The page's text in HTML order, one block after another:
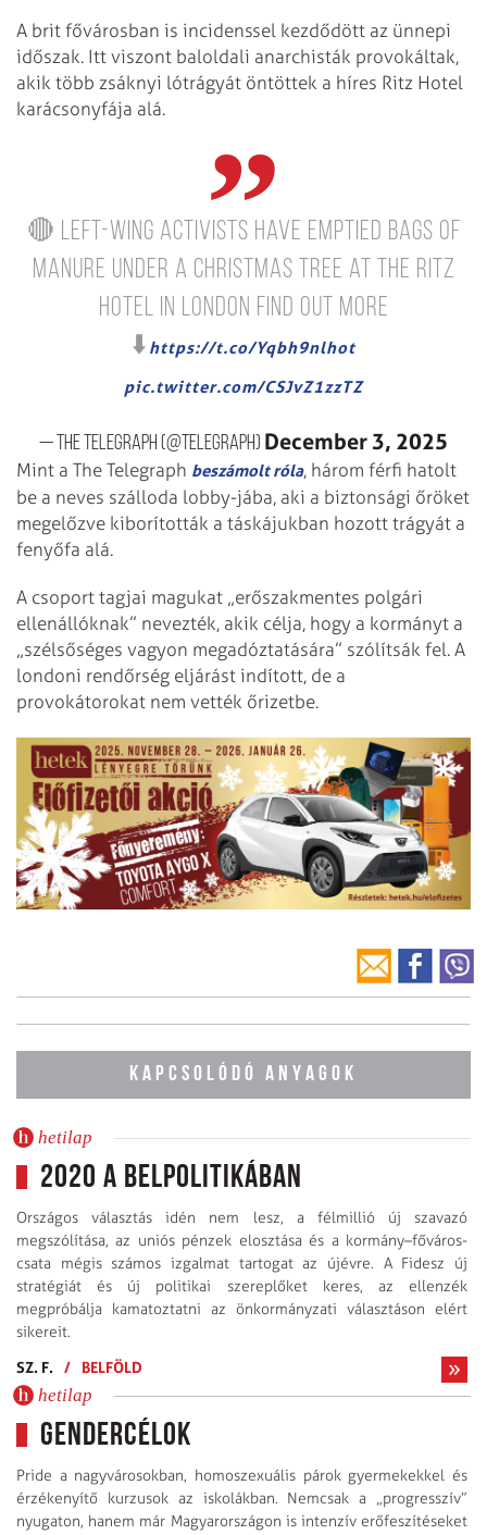
A brit fővárosban is incidenssel kezdődött az ünnepi
időszak. Itt viszont baloldali anarchisták provokáltak,
akik több zsáknyi lótrágyát öntöttek a híres Ritz Hotel
karácsonyfája alá.
🔴 Left-wing activists have emptied bags of
manure under a Christmas tree at the Ritz
hotel in London Find out more
⬇️ https://t.co/Yqbh9nlhot
pic.twitter.com/CSJvZ1zzTZ
— The Telegraph (@Telegraph) December 3, 2025
Mint a The Telegraph beszámolt róla, három férfi hatolt
be a neves szálloda lobby-jába, aki a biztonsági őröket
megelőzve kiborították a táskájukban hozott trágyát a
fenyőfa alá.
A csoport tagjai magukat „erőszakmentes polgári
ellenállóknak” nevezték, akik célja, hogy a kormányt a
„szélsőséges vagyon megadóztatására” szólítsák fel. A
londoni rendőrség eljárást indított, de a
provokátorokat nem vették őrizetbe.
KAPCSOLÓDÓ ANYAGOK
hetilap
2020 a belpolitikában
Országos választás idén nem lesz, a félmillió új szavazó
megszólítása, az uniós pénzek elosztása és a kormány–főváros-
csata mégis számos izgalmat tartogat az újévre. A Fidesz új
stratégiát és új politikai szereplőket keres, az ellenzék
megpróbálja kamatoztatni az önkormányzati választáson elért
sikereit.
SZ. F.
/ BELFÖLD
hetilap
Gendercélok
Pride a nagy­városokban, homoszexuális párok gyermekekkel és
érzékenyítő kurzusok az iskolákban. Nem­csak a „progresszív”
nyugaton, hanem már Magyarországon is intenzív erőfeszítéseket